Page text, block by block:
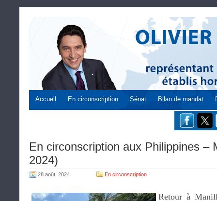
Accueil En circonscription Sénat Bilan de mandat
En circonscription aux Philippines –
2024)
28 août, 2024 En circonscription
Retour à